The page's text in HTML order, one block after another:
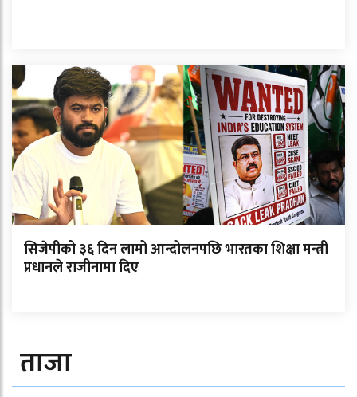
सिजेपीको ३६ दिन लामो आन्दोलनपछि भारतका शिक्षा मन्त्री
प्रधानले राजीनामा दिए
ताजा